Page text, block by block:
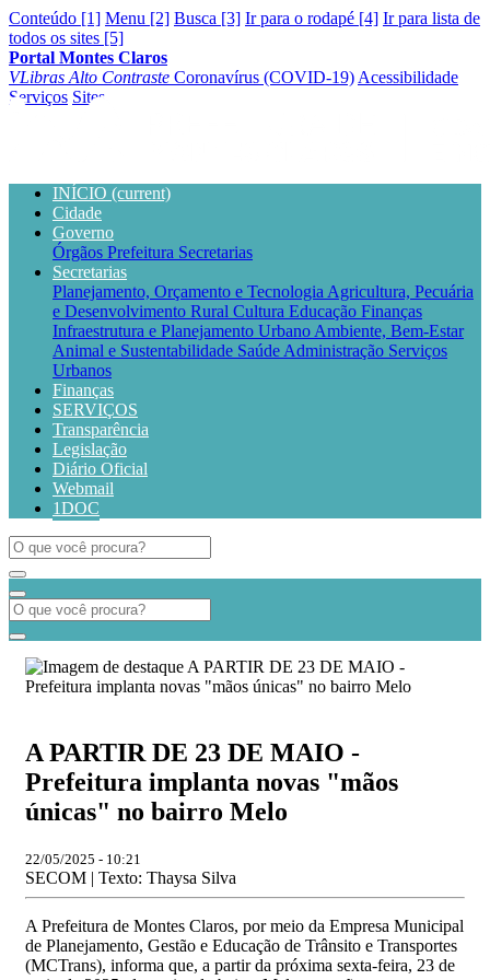
Conteúdo [1] Menu [2] Busca [3] Ir para o rodapé [4] Ir para lista de
todos os sites [5]
Portal Montes Claros
VLibras Alto Contraste Coronavírus (COVID-19) Acessibilidade
Serviços Sites
INÍCIO (current)
Cidade
Governo
Órgãos Prefeitura Secretarias
Secretarias
Planejamento, Orçamento e Tecnologia Agricultura, Pecuária
e Desenvolvimento Rural Cultura Educação Finanças
Infraestrutura e Planejamento Urbano Ambiente, Bem-Estar
Animal e Sustentabilidade Saúde Administração Serviços
Urbanos
Finanças
SERVIÇOS
Transparência
Legislação
Diário Oficial
Webmail
1DOC
A PARTIR DE 23 DE MAIO -
Prefeitura implanta novas "mãos
únicas" no bairro Melo
22/05/2025 - 10:21
SECOM | Texto: Thaysa Silva
A Prefeitura de Montes Claros, por meio da Empresa Municipal
de Planejamento, Gestão e Educação de Trânsito e Transportes
(MCTrans), informa que, a partir da próxima sexta-feira, 23 de